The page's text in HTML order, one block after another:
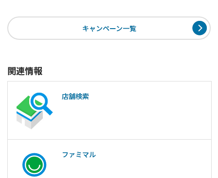
キャンペーン一覧
関連情報
店舗検索
ファミマル